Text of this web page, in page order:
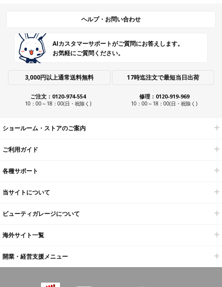
ヘルプ・お問い合わせ
AIカスタマーサポートがご質問にお答えします。
お気軽にご質問ください。
3,000円以上通常送料無料 17時迄注文で最短当日出荷
ご注文：0120-974-554
10：00～18：00(日・祝除く)
修理：0120-919-969
10：00～18：00(日・祝除く)
ショールーム・ストアのご案内
ご利用ガイド
各種サポート
当サイトについて
ビューティガレージについて
海外サイト一覧
開業・経営支援メニュー